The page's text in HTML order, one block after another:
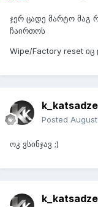
ჯერ ცადე მარტო მაგ
ჩაირთოს
Wipe/Factory reset იც
k_katsadze
Posted
ოკ ვსინჯავ ;)
k_katsadze